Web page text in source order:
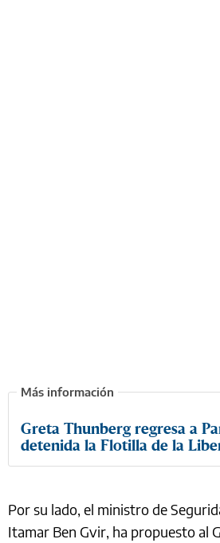
Greta Thunberg regresa a
detenida la Flotilla de la
Por su lado, el ministro de
Itamar Ben Gvir, ha propuesto al